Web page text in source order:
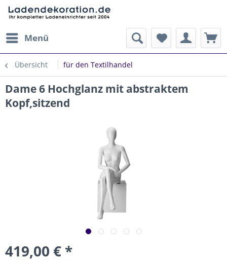
Menü
Übersicht für den Textilhandel
Dame 6 Hochglanz mit abstraktem
Kopf,sitzend
419,00 € *